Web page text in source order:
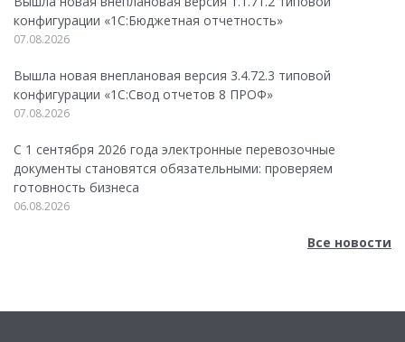
конфигурации «1C:Бюджетная отчетность»
07.08.2026
Вышла новая внеплановая версия 3.4.72.3 типовой
конфигурации «1C:Свод отчетов 8 ПРОФ»
07.08.2026
С 1 сентября 2026 года электронные перевозочные
документы становятся обязательными: проверяем
готовность бизнеса
06.08.2026
Все новости